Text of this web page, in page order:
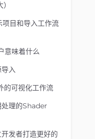
项目和导入工作流
意味着什么
入
可视化工作流
处理的Shader
发者打造更好的